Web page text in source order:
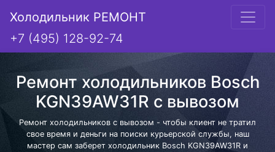
Холодильник РЕМОНТ
+7 (495) 128-92-74
Ремонт холодильников Bosch
KGN39AW31R с вывозом
Ремонт холодильников с вывозом - чтобы клиент не тратил
свое время и деньги на поиски курьерской службы, наш
мастер сам заберет холодильник Bosch KGN39AW31R и